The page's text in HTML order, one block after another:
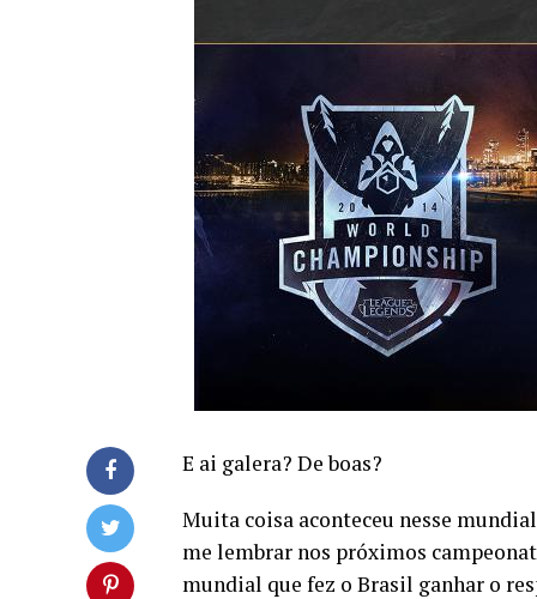
E ai galera? De boas?
Muita coisa aconteceu nesse
me lembrar nos próximos
mundial que fez o Brasil ganhar o